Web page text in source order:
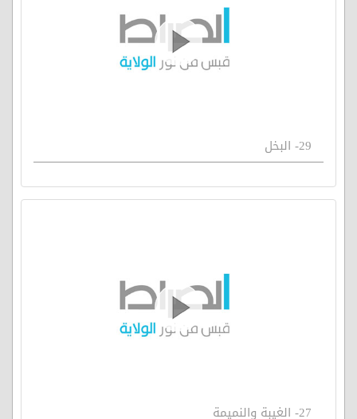
29- البخل
27- الغيبة والنميمة